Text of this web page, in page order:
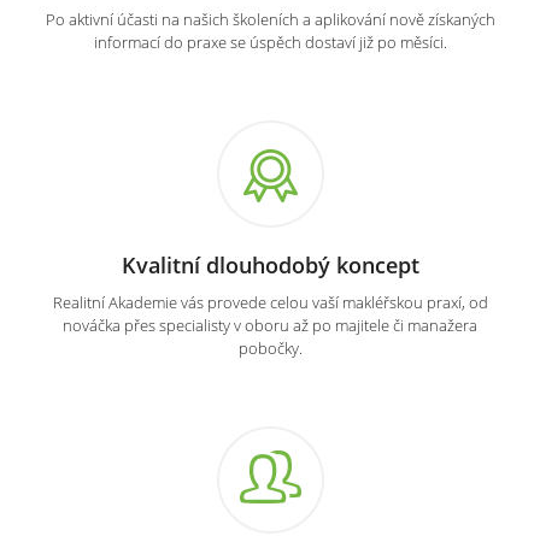
Po aktivní účasti na našich školeních a aplikování nově získaných
informací do praxe se úspěch dostaví již po měsíci.
Kvalitní dlouhodobý koncept
Realitní Akademie vás provede celou vaší makléřskou praxí, od
nováčka přes specialisty v oboru až po majitele či manažera
pobočky.